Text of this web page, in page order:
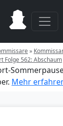
»
Folge 562: Abschaum
Mehr